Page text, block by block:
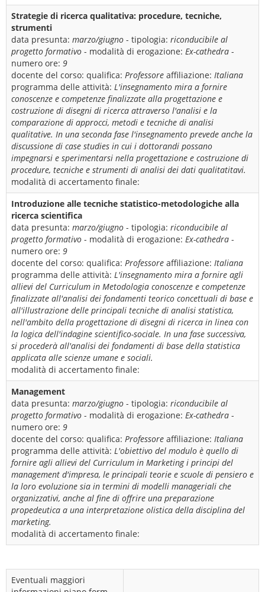
Strategie di ricerca qualitativa: procedure, tecniche,
strumenti
data presunta: marzo/giugno - tipologia: riconducibile al
progetto formativo - modalità di erogazione: Ex-cathedra -
numero ore: 9
docente del corso: qualifica: Professore affiliazione: Italiana
programma delle attività: L'insegnamento mira a fornire
conoscenze e competenze finalizzate alla progettazione e
costruzione di disegni di ricerca attraverso l'analisi e la
comparazione di approcci, metodi e tecniche di analisi
qualitative. In una seconda fase l'insegnamento prevede anche la
discussione di case studies in cui i dottorandi possano
impegnarsi e sperimentarsi nella progettazione e costruzione di
procedure, tecniche e strumenti di analisi dei dati qualitatitavi.
modalità di accertamento finale:
Introduzione alle tecniche statistico-metodologiche alla
ricerca scientifica
data presunta: marzo/giugno - tipologia: riconducibile al
progetto formativo - modalità di erogazione: Ex-cathedra -
numero ore: 9
docente del corso: qualifica: Professore affiliazione: Italiana
programma delle attività: L'insegnamento mira a fornire agli
allievi del Curriculum in Metodologia conoscenze e competenze
finalizzate all'analisi dei fondamenti teorico concettuali di base e
all'illustrazione delle principali tecniche di analisi statistica,
nell'ambito della progettazione di disegni di ricerca in linea con
la logica dell'indagine scientifico-sociale. In una fase successiva,
si procederà all'analisi dei fondamenti di base della statistica
applicata alle scienze umane e sociali.
modalità di accertamento finale:
Management
data presunta: marzo/giugno - tipologia: riconducibile al
progetto formativo - modalità di erogazione: Ex-cathedra -
numero ore: 9
docente del corso: qualifica: Professore affiliazione: Italiana
programma delle attività: L'obiettivo del modulo è quello di
fornire agli allievi del Curriculum in Marketing i principi del
management d'impresa, le principali teorie e scuole di pensiero e
la loro evoluzione sia in termini di modelli manageriali che
organizzativi, anche al fine di offrire una preparazione
propedeutica a una interpretazione olistica della disciplina del
marketing.
modalità di accertamento finale:
Eventuali maggiori